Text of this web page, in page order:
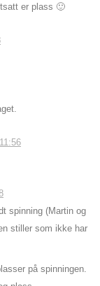
er plass 🙂
spinning (Martin og
stiller som ikke har
på spinningen.